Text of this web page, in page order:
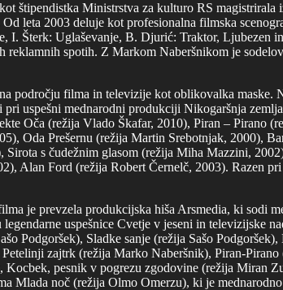
štipendistka Ministrstva za kulturo RS
leta 2003 deluje kot profesionalna filmska
I. Šterk: Uglaševanje, B. Djurić: Traktor, Ljubezen
reklamnih spotih. Z Markom Naberšnikom je
področju filma in televizije kot oblikovalka
uspešni mednarodni produkciji Nikogaršnja
Oča (režija Vlado Škafar, 2010), Piran – Pirano
Oda Prešernu (režija Martin Srebotnjak, 2000),
s čudežnim glasom (režija Miha Mazzini,
Alan Ford (režija Robert Černelč, 2003). Razen
je prevzela produkcijska hiša Arsmedia, ki sodi
uspešnice Cvetje v jeseni in televizijske
Podgoršek), Sladke sanje (režija Sašo
zajtrk (režija Marko Naberšnik), Piran-
Kocbek, pesnik v pogrezu zgodovine (režija Miran
Mlada noč (režija Olmo Omerzu), ki je